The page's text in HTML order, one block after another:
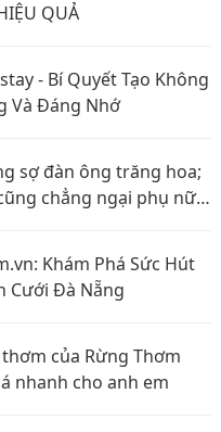
QUẢ
- Bí Quyết Tạo Không
Và Đáng Nhớ
sợ đàn ông trăng hoa;
chẳng ngại phụ nữ
Khám Phá Sức Hút
Cưới Đà Nẵng
của Rừng Thơm
nhanh cho anh em